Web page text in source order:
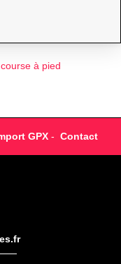
GPX- Contact